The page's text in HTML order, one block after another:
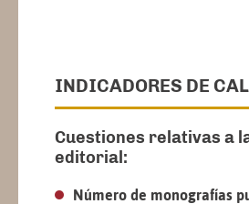
INDICADORES DE
Cuestiones relativas a
editorial:
Número de monografías